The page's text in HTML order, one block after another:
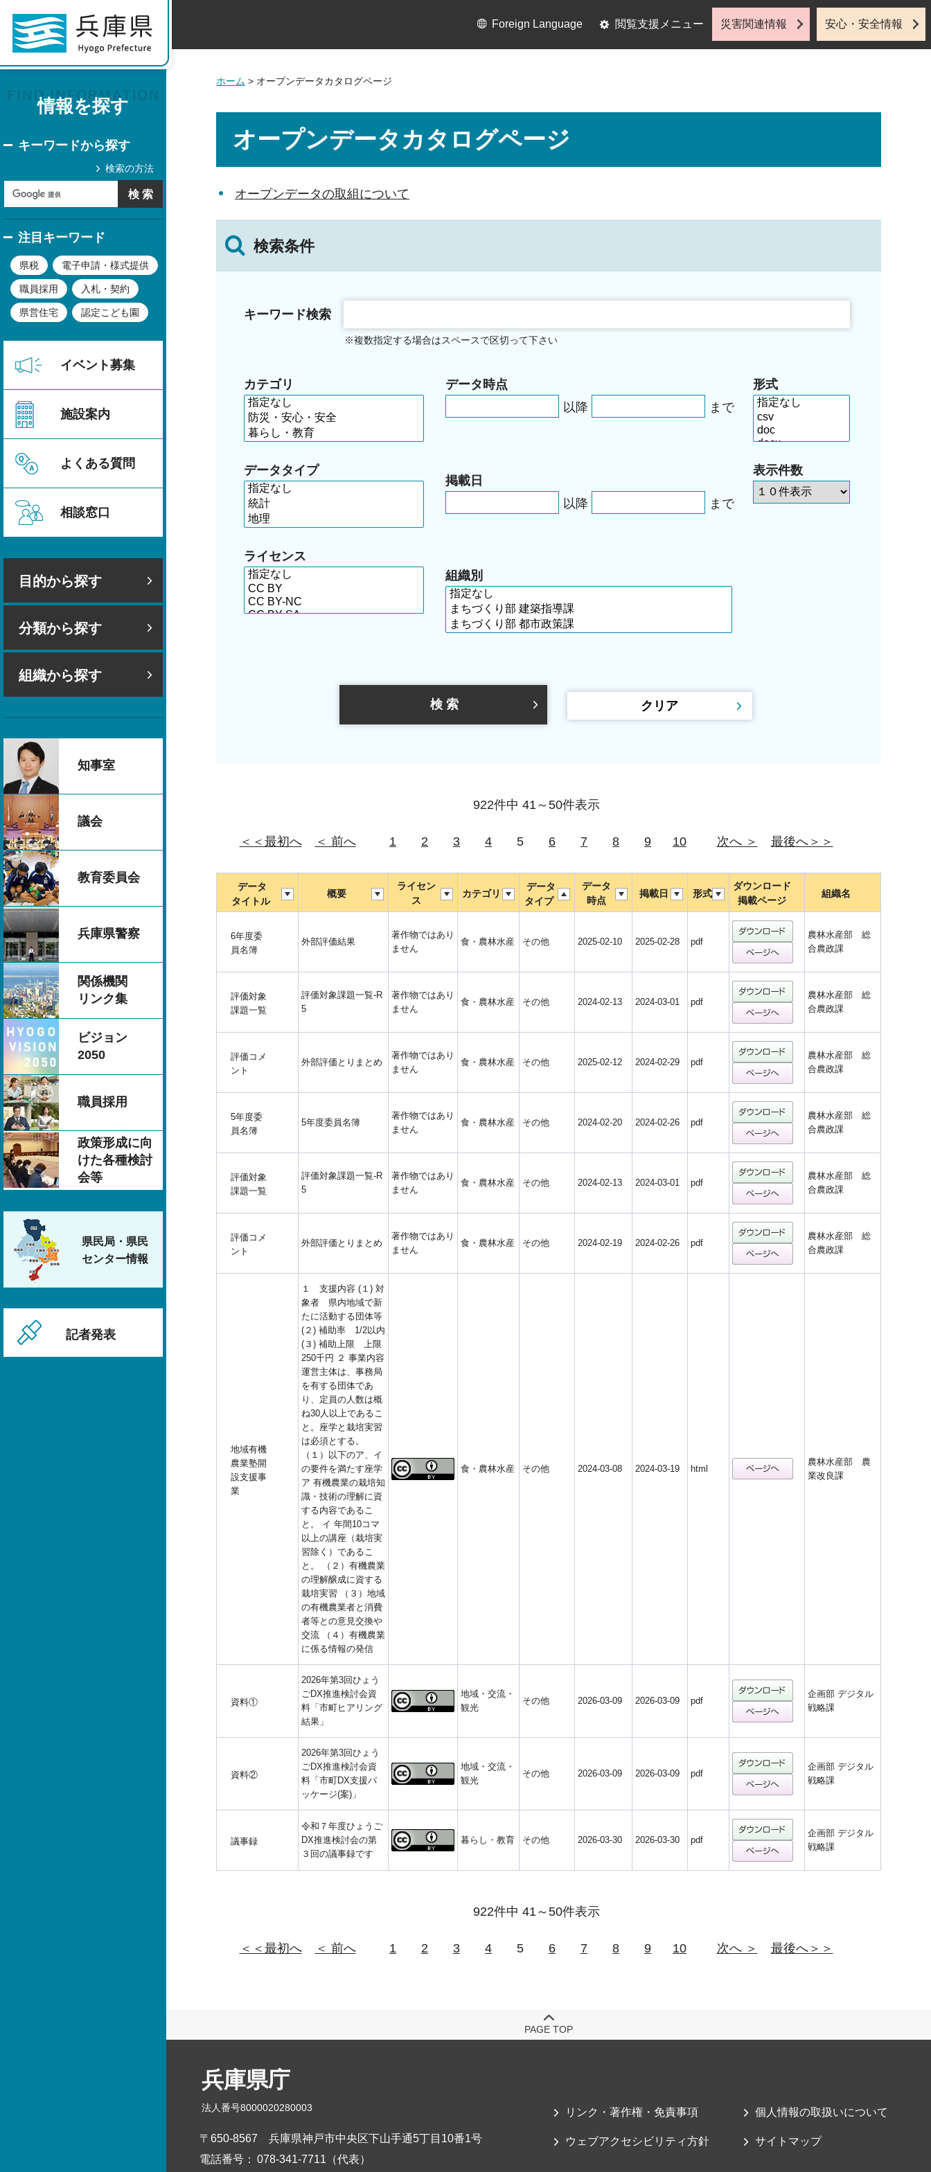
情報を探す
キーワードから探す
検索の方法
注目キーワード
県税 電子申請・様式提供
職員採用 入札・契約
県営住宅 認定こども園
イベント募集
施設案内
よくある質問
相談窓口
目的から探す
分類から探す
組織から探す
知事室
議会
教育委員会
兵庫県警察
関係機関
リンク集
ビジョン
2050
職員採用
政策形成に向
けた各種検討
会等
県民局・県民
センター情報
記者発表
Foreign Language 閲覧支援メニュー 災害関連情報 安心・安全情報
ホーム > オープンデータカタログページ
オープンデータカタログページ
オープンデータの取組について
検索条件
キーワード検索
※複数指定する場合はスペースで区切って下さい
カテゴリ
データタイプ
ライセンス
データ時点
以降
まで
掲載日
以降
まで
形式
表示件数
組織別
922件中 41～50件表示
＜＜最初へ ＜ 前へ 1 2 3 4 5 6 7 8 9 10 次へ ＞ 最後へ＞＞
データ
タイトル
概要
ライセン
ス
カテゴリ
データ
タイプ
データ
時点
掲載日 形式
ダウンロード
掲載ページ
組織名
6年度委
員名簿
外部評価結果
著作物ではあり
ません
食・農林水産 その他 2025-02-10 2025-02-28 pdf
農林水産部 総
合農政課
評価対象
課題一覧
評価対象課題一覧-R
5
著作物ではあり
ません
食・農林水産 その他 2024-02-13 2024-03-01 pdf
農林水産部 総
合農政課
評価コメ
ント
外部評価とりまとめ
著作物ではあり
ません
食・農林水産 その他 2025-02-12 2024-02-29 pdf
農林水産部 総
合農政課
5年度委
員名簿
5年度委員名簿
著作物ではあり
ません
食・農林水産 その他 2024-02-20 2024-02-26 pdf
農林水産部 総
合農政課
評価対象
課題一覧
評価対象課題一覧-R
5
著作物ではあり
ません
食・農林水産 その他 2024-02-13 2024-03-01 pdf
農林水産部 総
合農政課
評価コメ
ント
外部評価とりまとめ
著作物ではあり
ません
食・農林水産 その他 2024-02-19 2024-02-26 pdf
農林水産部 総
合農政課
地域有機
農業塾開
設支援事
業
１ 支援内容 (１) 対
象者 県内地域で新
たに活動する団体等
(２) 補助率 1/2以内
(３) 補助上限 上限
250千円 ２ 事業内容
運営主体は、事務局
を有する団体であ
り、定員の人数は概
ね30人以上であるこ
と。座学と栽培実習
は必須とする。
（１）以下のア、イ
の要件を満たす座学
ア 有機農業の栽培知
識・技術の理解に資
する内容であるこ
と。 イ 年間10コマ
以上の講座（栽培実
習除く）であるこ
と。 （２）有機農業
の理解醸成に資する
栽培実習 （３）地域
の有機農業者と消費
者等との意見交換や
交流 （４）有機農業
に係る情報の発信
食・農林水産 その他 2024-03-08 2024-03-19 html
農林水産部 農
業改良課
資料①
2026年第3回ひょう
ごDX推進検討会資
料「市町ヒアリング
結果」
地域・交流・
観光
その他 2026-03-09 2026-03-09 pdf
企画部 デジタル
戦略課
資料②
2026年第3回ひょう
ごDX推進検討会資
料「市町DX支援パ
ッケージ(案)」
地域・交流・
観光
その他 2026-03-09 2026-03-09 pdf
企画部 デジタル
戦略課
議事録
令和７年度ひょうご
DX推進検討会の第
３回の議事録です
暮らし・教育 その他 2026-03-30 2026-03-30 pdf
企画部 デジタル
戦略課
922件中 41～50件表示
＜＜最初へ ＜ 前へ 1 2 3 4 5 6 7 8 9 10 次へ ＞ 最後へ＞＞
PAGE TOP
兵庫県庁
法人番号8000020280003
〒650-8567
兵庫県神戸市中央区下山手通5丁目10番1号
電話番号： 078-341-7711（代表）
リンク・著作権・免責事項 個人情報の取扱いについて
ウェブアクセシビリティ方針 サイトマップ